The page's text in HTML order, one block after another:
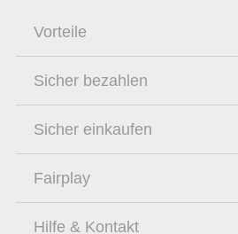
Vorteile
Sicher bezahlen
Sicher einkaufen
Fairplay
Hilfe & Kontakt